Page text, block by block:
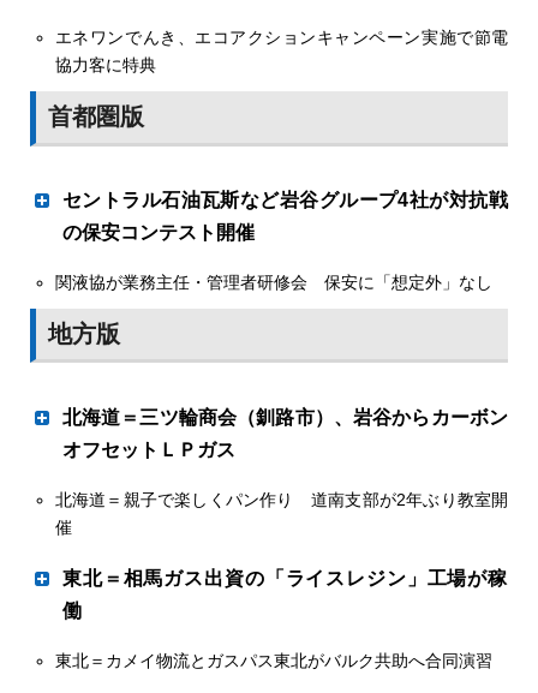
ＧＨＰコンソーシアムは２日、東京・日本橋茅場町の鉄鋼
会館で２０２３年度（第36回）通常総会を開いた。非改選
新理事長に清水尚之・エネライフ社長が就任した。
清水新理事長はあいさつで「足元では電力不足問題の解決
策、大規模自然災害などに備えるＢＣＰ支援の仕組みとし
て、ＧＨＰやコージェネを活用したビジネスモデルが広く
認知されつつある。特に医療・福祉業界では介護事業所の
ＢＣＰ策定が義務化されるなど、その熱需要の大きさから
岡田卓也社長
２００８年７月、昭和シェル石油と住友商事のＬＰガス事
「現場のがんばり」に焦点
務執行役員ホームライフ部門長）は11月15日、本社でホ
エネワンでんき、エコアクションキャンペーン実施で節電
協力客に特典
首都圏版
セントラル石油瓦斯など岩谷グループ4社が対抗戦
の保安コンテスト開催
飯泉氏（ イワタニ 関東）に栄冠
容器流出防止措置を説明する飯泉良平氏（奥）
関液協が業務主任・管理者研修会 保安に「想定外」なし
地方版
北海道＝三ツ輪商会（釧路市）、岩谷からカーボン
オフセットＬＰガス
今期１８３㌧ グループ養豚場に
北海道＝親子で楽しくパン作り 道南支部が2年ぶり教室開
催
東北＝相馬ガス出資の「ライスレジン」工場が稼
働
地域振興に貢献
東北＝カメイ物流とガスパス東北がバルク共助へ合同演習